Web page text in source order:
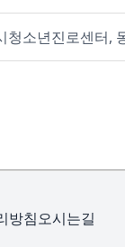
청소년진로센터,
방침오시는길